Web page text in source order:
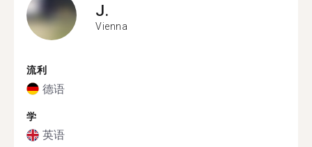
J.
Vienna
流利
德语
学
英语